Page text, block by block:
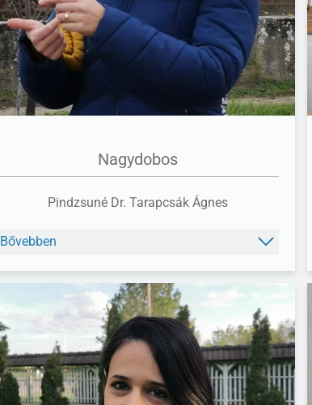
Nagydobos
Pindzsuné Dr. Tarapcsák Ágnes
Bővebben